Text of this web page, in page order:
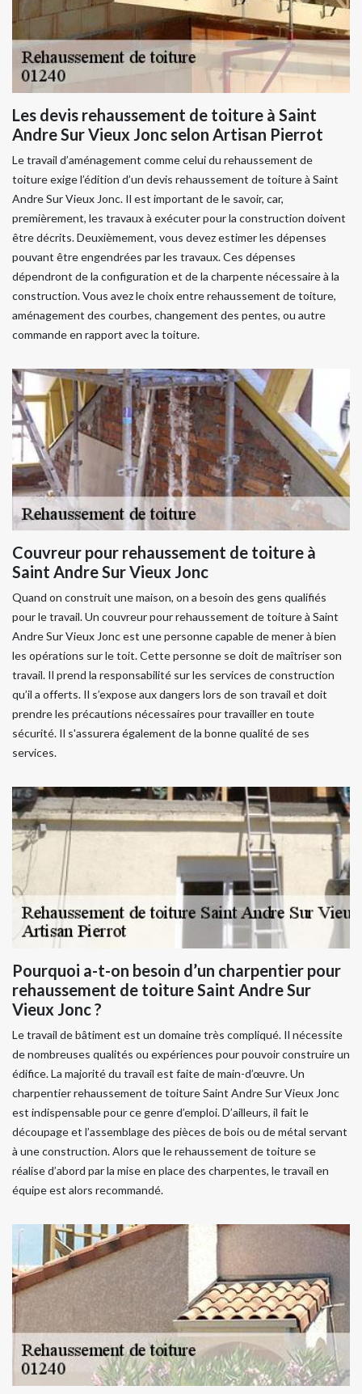
Les devis rehaussement de toiture à Saint
Andre Sur Vieux Jonc selon Artisan Pierrot
Le travail d’aménagement comme celui du rehaussement de
toiture exige l’édition d’un devis rehaussement de toiture à Saint
Andre Sur Vieux Jonc. Il est important de le savoir, car,
premièrement, les travaux à exécuter pour la construction doivent
être décrits. Deuxièmement, vous devez estimer les dépenses
pouvant être engendrées par les travaux. Ces dépenses
dépendront de la configuration et de la charpente nécessaire à la
construction. Vous avez le choix entre rehaussement de toiture,
aménagement des courbes, changement des pentes, ou autre
commande en rapport avec la toiture.
Couvreur pour rehaussement de toiture à
Saint Andre Sur Vieux Jonc
Quand on construit une maison, on a besoin des gens qualifiés
pour le travail. Un couvreur pour rehaussement de toiture à Saint
Andre Sur Vieux Jonc est une personne capable de mener à bien
les opérations sur le toit. Cette personne se doit de maîtriser son
travail. Il prend la responsabilité sur les services de construction
qu’il a offerts. Il s’expose aux dangers lors de son travail et doit
prendre les précautions nécessaires pour travailler en toute
sécurité. Il s'assurera également de la bonne qualité de ses
services.
Pourquoi a-t-on besoin d’un charpentier pour
rehaussement de toiture Saint Andre Sur
Vieux Jonc ?
Le travail de bâtiment est un domaine très compliqué. Il nécessite
de nombreuses qualités ou expériences pour pouvoir construire un
édifice. La majorité du travail est faite de main-d’œuvre. Un
charpentier rehaussement de toiture Saint Andre Sur Vieux Jonc
est indispensable pour ce genre d’emploi. D’ailleurs, il fait le
découpage et l’assemblage des pièces de bois ou de métal servant
à une construction. Alors que le rehaussement de toiture se
réalise d’abord par la mise en place des charpentes, le travail en
équipe est alors recommandé.